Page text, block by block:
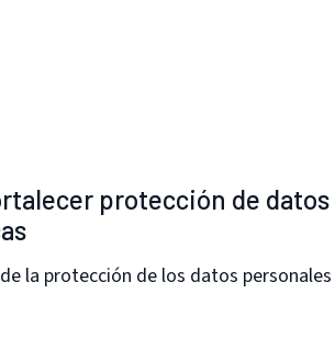
protección de datos
la protección de los datos personales